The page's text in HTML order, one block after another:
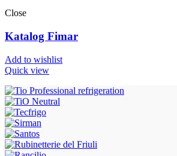
Close
Katalog Fimar
Add to wishlist
Quick view